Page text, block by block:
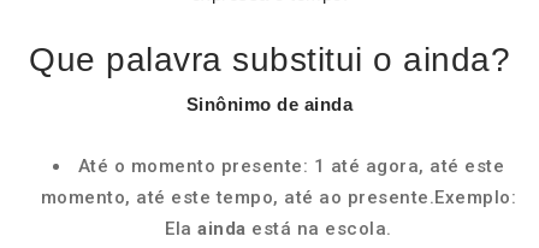
Que palavra substitui o ainda?
Sinônimo de ainda
Até o momento presente: 1 até agora, até este
momento, até este tempo, até ao presente.Exemplo:
Elaainda está na escola.